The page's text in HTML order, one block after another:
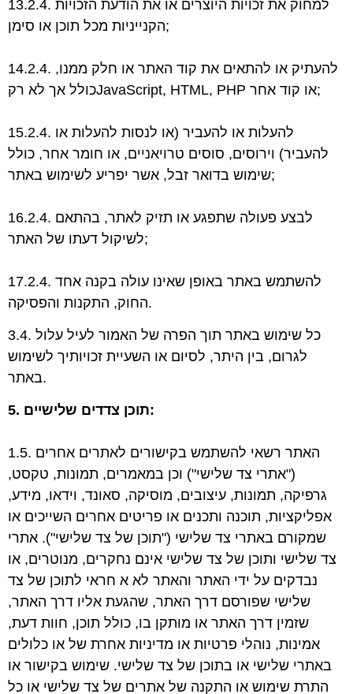
13.2.4. למחוק את זכויות היוצרים או את הודעת הזכויות
הקנייניות מכל תוכן או סימן;
14.2.4. להעתיק או להתאים את קוד האתר או חלק ממנו,
כולל אך לא רקJavaScript, HTML, PHP
או קוד אחר;
15.2.4. להעלות או להעביר (או לנסות להעלות או
להעביר) וירוסים, סוסים טרויאניים, או חומר אחר, כולל
שימוש בדואר זבל, אשר יפריע לשימוש באתר;
16.2.4. לבצע פעולה שתפגע או תזיק לאתר, בהתאם
לשיקול דעתו של האתר;
17.2.4. להשתמש באתר באופן שאינו עולה בקנה אחד
החוק, התקנות והפסיקה.
3.4. כל שימוש באתר תוך הפרה של האמור לעיל עלול
לגרום, בין היתר, לסיום או השעיית זכויותיך לשימוש
באתר.
5. תוכן צדדים שלישיים:
1.5. האתר רשאי להשתמש בקישורים לאתרים אחרים
("אתרי צד שלישי") וכן במאמרים, תמונות, טקסט,
גרפיקה, תמונות, עיצובים, מוסיקה, סאונד, וידאו, מידע,
אפליקציות, תוכנה ותכנים או פריטים אחרים השייכים או
שמקורם באתרי צד שלישי ("תוכן של צד שלישי"). אתרי
צד שלישי ותוכן של צד שלישי אינם נחקרים, מנוטרים, או
נבדקים על ידי האתר והאתר לא א חראי לתוכן של צד
שלישי שפורסם דרך האתר, שהגעת אליו דרך האתר,
שזמין דרך האתר או מותקן בו, כולל תוכן, חוות דעת,
אמינות, נוהלי פרטיות או מדיניות אחרת של או כלולים
באתרי שלישי או בתוכן של צד שלישי. שימוש בקישור או
התרת שימוש או התקנה של אתרים של צד שלישי או כל